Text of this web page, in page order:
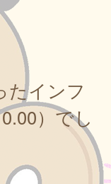
たインフ
）でし